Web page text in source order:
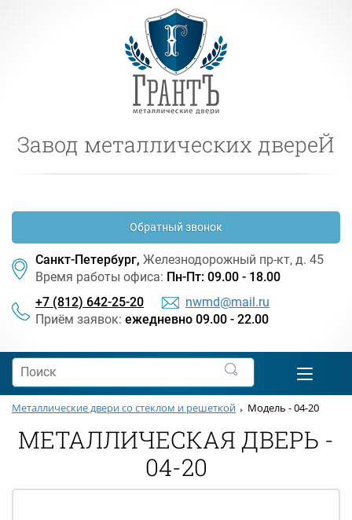
Завод металлических двереЙ
Обратный звонок
Санкт-Петербург, Железнодорожный пр-кт, д. 45
Время работы офиса: Пн-Пт: 09.00 - 18.00
+7 (812) 642-25-20
nwmd@mail.ru
Приём заявок: ежедневно 09.00 - 22.00
Металлические двери со стеклом и решеткой Модель - 04-20
МЕТАЛЛИЧЕСКАЯ ДВЕРЬ -
04-20